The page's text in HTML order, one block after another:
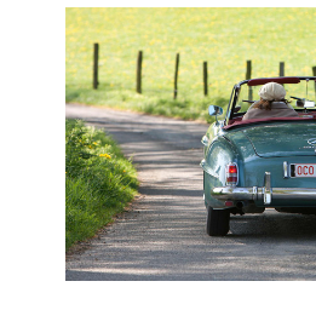
RALLYE
MONTAGNE
EVÈNEMENTS
CALENDRIER
FOCUS